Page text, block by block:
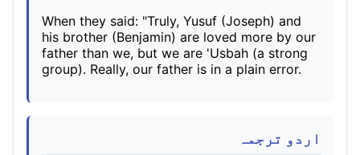
When they said: "Truly, Yusuf (Joseph) and
his brother (Benjamin) are loved more by our
father than we, but we are 'Usbah (a strong
group). Really, our father is in a plain error.
اردو ترجمہ